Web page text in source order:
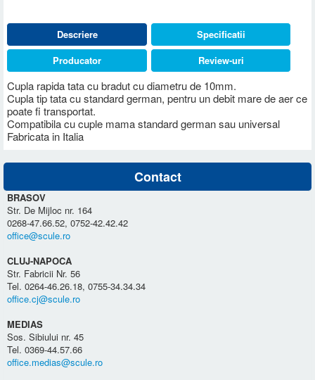
Descriere
Cupla rapida tata cu bradut cu diametru de 10mm.
Cupla tip tata cu standard german, pentru un debit mare de aer ce
poate fi transportat.
Compatibila cu cuple mama standard german sau universal
Fabricata in Italia
Specificatii
Producator
Review-uri
Contact
BRASOV
Str. De Mijloc nr. 164
0268-47.66.52, 0752-42.42.42
office@scule.ro
CLUJ-NAPOCA
Str. Fabricii Nr. 56
Tel. 0264-46.26.18, 0755-34.34.34
office.cj@scule.ro
MEDIAS
Sos. Sibiului nr. 45
Tel. 0369-44.57.66
office.medias@scule.ro